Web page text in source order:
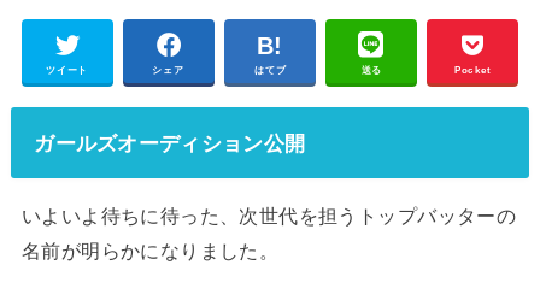
ツイート シェア はてブ 送る Pocket
ガールズオーディション公開
いよいよ待ちに待った、次世代を担うトップバッターの
名前が明らかになりました。